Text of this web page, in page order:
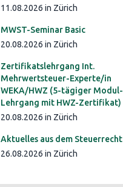
11.08.2026 in Zürich
MWST-Seminar Basic
20.08.2026 in Zürich
Zertifikatslehrgang Int.
Mehrwertsteuer-Experte/in
WEKA/HWZ (5-tägiger Modul-
Lehrgang mit HWZ-Zertifikat)
20.08.2026 in Zürich
Aktuelles aus dem Steuerrecht
26.08.2026 in Zürich